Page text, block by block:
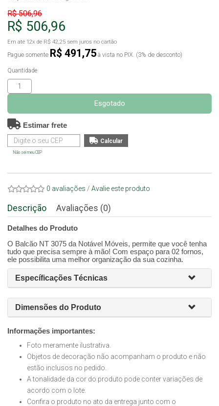
R$ 506,96
R$ 506,96
Em até 12x de R$ 42,25 sem juros no cartão
Pague somente R$ 491,75 à vista no PIX. (3% de desconto)
Quantidade
Esgotado
Estimar frete
Não sei meu CEP
0 avaliações / Avalie este produto
Descrição Avaliações (0)
Detalhes do Produto
O Balcão NT 3075 da Notável Móveis, permite que você tenha
tudo que precisa sempre à mão! Com espaço para 02 fornos,
ele possibilita uma melhor organização da sua cozinha.
Específicações Técnicas
Dimensões do Produto
Informações importantes:
Foto meramente ilustrativa.
Objetos de decoração não acompanham o produto e não
estão inclusos no pedido.
A tonalidade da cor do produto pode conter variações de
acordo com o lote.
Confira o produto no ato da entrega junto com o